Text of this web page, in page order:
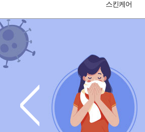
스킨케어
<